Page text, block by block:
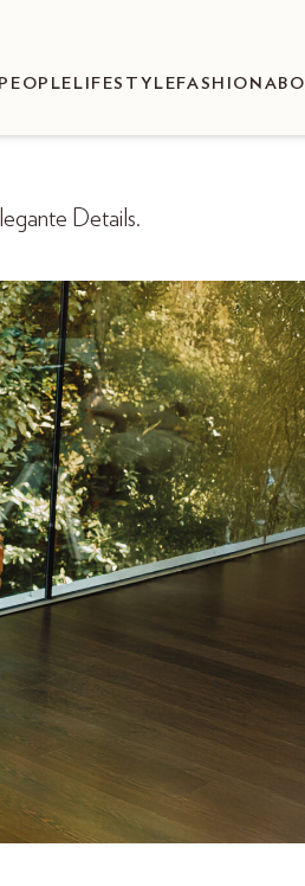
PEOPLE LIFESTYLEFASHION ABO
Details.